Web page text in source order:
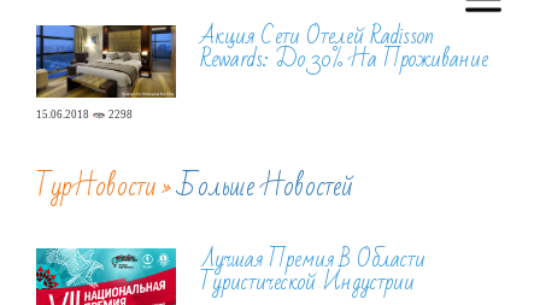
15.06.2018 2298
Акция Сети Отелей Radisson
Rewards: До 30% На Проживание
ТурНовости »Больше Новостей
Лучшая Премия В Области
Туристической Индустрии